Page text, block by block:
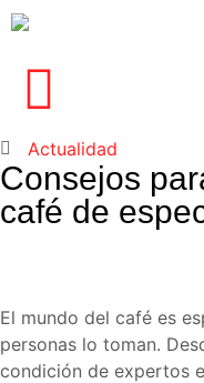
Actualidad
Consejos
café de
El mundo del café es
personas lo toman.
condición de expertos